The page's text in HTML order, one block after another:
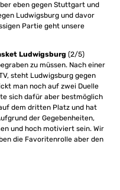
eben gegen Stuttgart und
Ludwigsburg und davor
Partie geht unsere
Ludwigsburg (2/5)
zu müssen. Nach einer
steht Ludwigsburg gegen
man noch auf zwei Duelle
sich dafür aber bestmöglich
dem dritten Platz und hat
der Gegebenheiten,
und hoch motiviert sein. Wir
die Favoritenrolle aber den